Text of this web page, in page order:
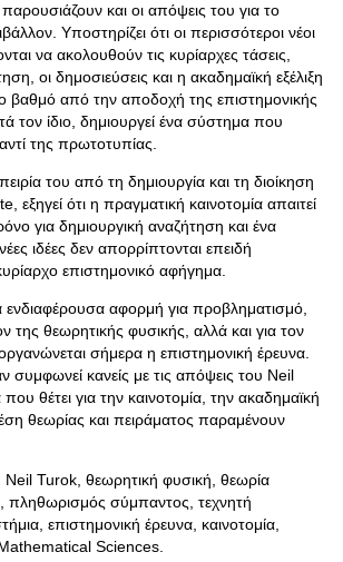
παρουσιάζουν και οι απόψεις του για το
Υποστηρίζει ότι οι περισσότεροι νέοι
να ακολουθούν τις κυρίαρχες τάσεις,
οι δημοσιεύσεις και η ακαδημαϊκή εξέλιξη
βαθμό από την αποδοχή της επιστημονικής
τον ίδιο, δημιουργεί ένα σύστημα που
της πρωτοτυπίας.
του από τη δημιουργία και τη διοίκηση
ότι η πραγματική καινοτομία απαιτεί
για δημιουργική αναζήτηση και ένα
ιδέες δεν απορρίπτονται επειδή
επιστημονικό αφήγημα.
ενδιαφέρουσα αφορμή για προβληματισμό,
της θεωρητικής φυσικής, αλλά και για τον
σήμερα η επιστημονική έρευνα.
συμφωνεί κανείς με τις απόψεις του Neil
θέτει για την καινοτομία, την ακαδημαϊκή
θεωρίας και πειράματος παραμένουν
Neil Turok, θεωρητική φυσική, θεωρία
πληθωρισμός σύμπαντος, τεχνητή
επιστημονική έρευνα, καινοτομία,
Sciences.